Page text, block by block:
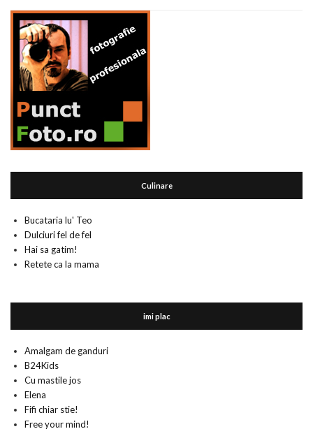
Culinare
Bucataria lu' Teo
Dulciuri fel de fel
Hai sa gatim!
Retete ca la mama
imi plac
Amalgam de ganduri
B24Kids
Cu mastile jos
Elena
Fifi chiar stie!
Free your mind!